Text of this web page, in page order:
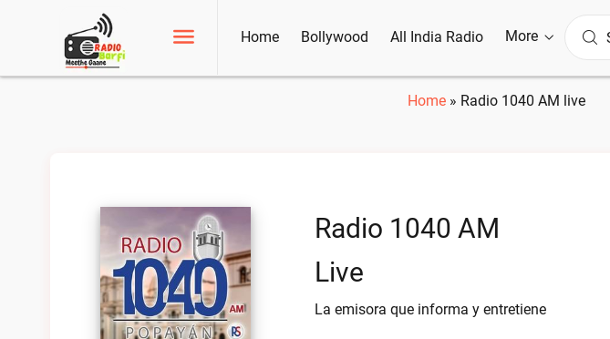
Home Bollywood All India Radio More
Home» Radio 1040 AM live
Radio 1040 AM
Live
La emisora que informa y entretiene